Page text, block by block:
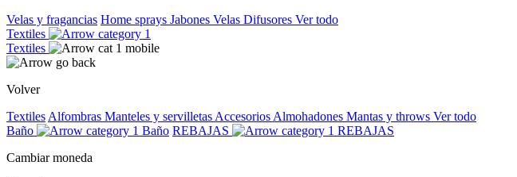
Velas y fragancias Home sprays Jabones Velas Difusores Ver todo
Textiles
Textiles
Volver
Textiles Alfombras Manteles y servilletas Accesorios Almohadones Mantas y throws Ver todo
Baño
Baño REBAJAS
REBAJAS
Cambiar moneda